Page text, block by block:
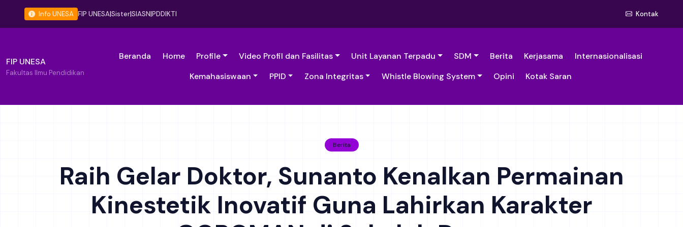
Info UNESA FIP UNESA|Sister|SIASN|PDDIKTI Kontak
FIP UNESA
Fakultas Ilmu Pendidikan
Beranda Home Profile Video Profil dan Fasilitas Unit Layanan Terpadu SDM Berita Kerjasama
Internasionalisasi
Kemahasiswaan
PPID Zona Integritas Whistle Blowing System Opini Kotak Saran
Berita
Raih Gelar Doktor, Sunanto Kenalkan Permainan
Kinestetik Inovatif Guna Lahirkan Karakter